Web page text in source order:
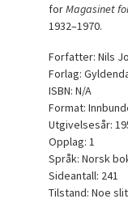
forMagasinet
1932–1970.
Forfatter: Nils
Forlag:
ISBN: N/A
Format:
Utgivelsesår:
Opplag: 1
Språk: Norsk
Sideantall: 241
Tilstand: Noe